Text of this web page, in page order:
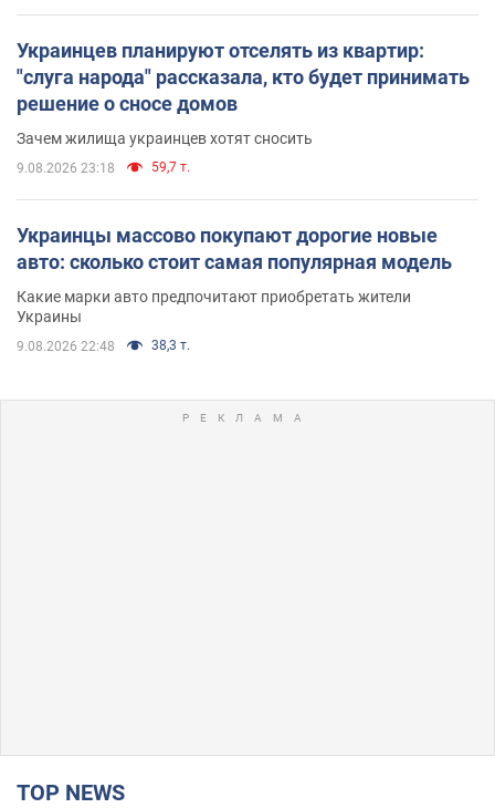
Украинцев планируют отселять из квартир:
"слуга народа" рассказала, кто будет принимать
решение о сносе домов
Зачем жилища украинцев хотят сносить
9.08.2026 23:18 59,7 т.
Украинцы массово покупают дорогие новые
авто: сколько стоит самая популярная модель
Какие марки авто предпочитают приобретать жители
Украины
9.08.2026 22:48 38,3 т.
TOP NEWS